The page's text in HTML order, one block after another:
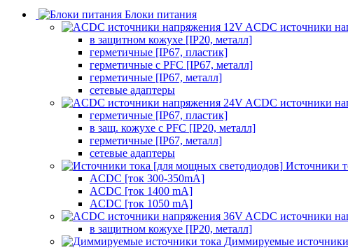
Блоки питания
ACDC источники
в защитном кожухе [IP20, металл]
герметичные [IP67, пластик]
герметичные с PFC [IP67, металл]
герметичные [IP67, металл]
сетевые адаптеры
ACDC источники
герметичные [IP67, пластик]
в защ. кожухе с PFC [IP20, металл]
герметичные [IP67, металл]
сетевые адаптеры
Источники
ACDC [ток 300-350mA]
ACDC [ток 1400 mA]
ACDC [ток 1050 mA]
ACDC источники
в защитном кожухе [IP20, металл]
Диммируемые источники